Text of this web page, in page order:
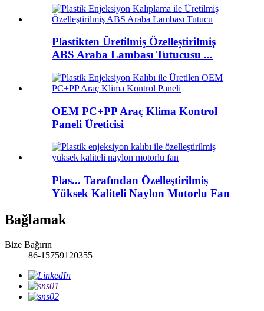
Plastikten Üretilmiş Özelleştirilmiş
ABS Araba Lambası Tutucusu ...
OEM PC+PP Araç Klima Kontrol
Paneli Üreticisi
Plas... Tarafından Özelleştirilmiş
Yüksek Kaliteli Naylon Motorlu Fan
Bağlamak
Bize Bağırın
86-15759120355